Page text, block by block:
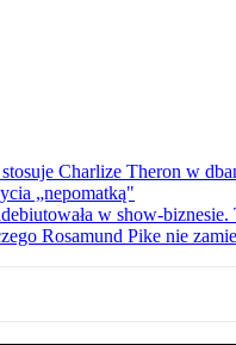
Charlize Theron w
„nepomatką"
w show-
Rosamund Pike nie